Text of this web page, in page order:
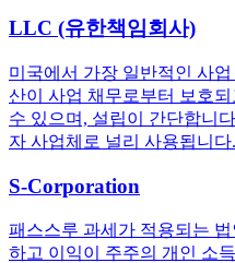
LLC (유한책임회사)
미국에서 가장 일반적인 사
산이 사업 채무로부터 보호
수 있으며, 설립이 간단합니
자 사업체로 널리 사용됩니다.
S-Corporation
패스스루 과세가 적용되는
하고 이익이 주주의 개인 소